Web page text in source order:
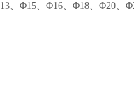
、Φ15、Φ16、Φ18、Φ20、